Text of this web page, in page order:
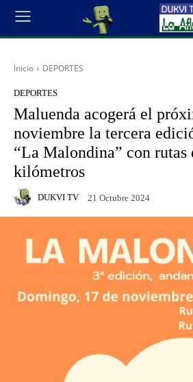
Inicio DEPORTES
DEPORTES
Maluenda acogerá el
noviembre la tercera
“La Malondina” con rutas
kilómetros
DUKVI TV 21 Octubre 2024